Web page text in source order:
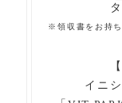
※領収書をお持
イニ